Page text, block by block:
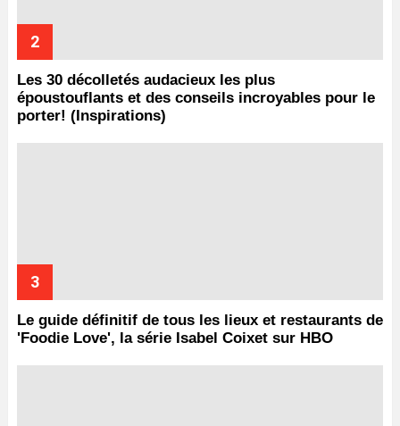
Les 30 décolletés audacieux les plus
époustouflants et des conseils incroyables pour le
porter! (Inspirations)
Le guide définitif de tous les lieux et restaurants de
'Foodie Love', la série Isabel Coixet sur HBO